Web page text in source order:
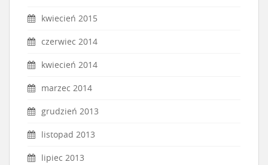
kwiecień 2015
czerwiec 2014
kwiecień 2014
marzec 2014
grudzień 2013
listopad 2013
lipiec 2013